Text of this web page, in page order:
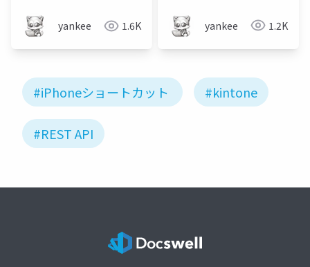
yankee 1.6K yankee 1.2K
#iPhoneショートカット #kintone
#REST API